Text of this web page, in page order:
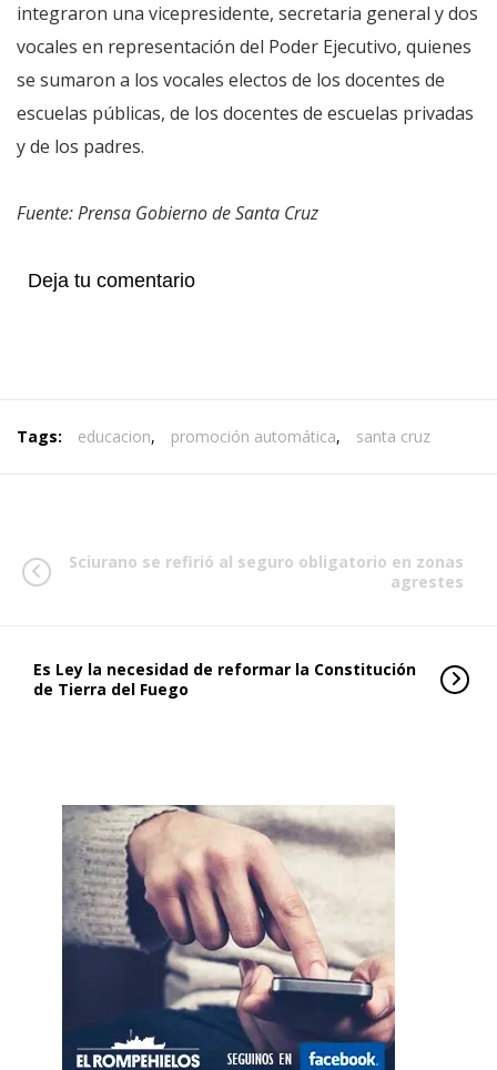
integraron una vicepresidente, secretaria general y dos
vocales en representación del Poder Ejecutivo, quienes
se sumaron a los vocales electos de los docentes de
escuelas públicas, de los docentes de escuelas privadas
y de los padres.
Fuente: Prensa Gobierno de Santa Cruz
Deja tu comentario
Tags: educacion, promoción automática, santa cruz
Sciurano se refirió al seguro obligatorio en zonas
agrestes
Es Ley la necesidad de reformar la Constitución
de Tierra del Fuego